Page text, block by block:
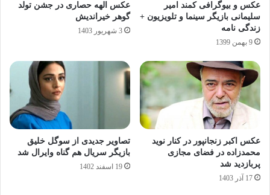
عکس و بیوگرافی کمند امیر
سلیمانی بازیگر سینما و تلویزیون +
زندگی نامه
9 بهمن 1399
عکس الهه حصاری در جشن تولد
گوهر خیراندیش
3 شهریور 1403
عکس اکبر زنجانپور در کنار نوید
محمدزاده در فضای مجازی
پربازدید شد
17 آذر 1403
تصاویر جدیدی از سوگل خلیق
بازیگر سریال هم گناه وایرال شد
19 اسفند 1402